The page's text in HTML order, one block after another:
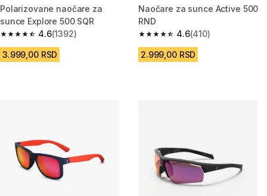
Polarizovane naočare za
sunce Explore 500 SQR
4.6
4.6 od 5 zvezdica from 1392 Recenzije
(1392)
3.999,00 RSD
Naočare za sunce Active 500
RND
4.6
4.6 od 5 zvezdica from 410
(410)
2.999,00 RSD